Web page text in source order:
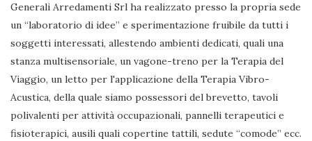
Generali Arredamenti Srl ha realizzato presso la propria sede
un “laboratorio di idee” e sperimentazione fruibile da tutti i
soggetti interessati, allestendo ambienti dedicati, quali una
stanza multisensoriale, un vagone-treno per la Terapia del
Viaggio, un letto per l'applicazione della Terapia Vibro-
Acustica, della quale siamo possessori del brevetto, tavoli
polivalenti per attività occupazionali, pannelli terapeutici e
fisioterapici, ausili quali copertine tattili, sedute “comode” ecc.